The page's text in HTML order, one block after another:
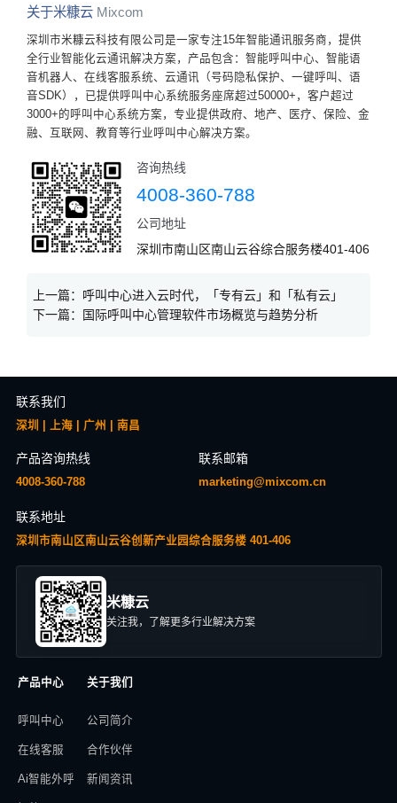
关于米糠云 Mixcom
深圳市米糠云科技有限公司是一家专注15年智能通讯服务商，提供
全行业智能化云通讯解决方案，产品包含：智能呼叫中心、智能语
音机器人、在线客服系统、云通讯（号码隐私保护、一键呼叫、语
音SDK），已提供呼叫中心系统服务座席超过50000+，客户超过
3000+的呼叫中心系统方案，专业提供政府、地产、医疗、保险、金
融、互联网、教育等行业呼叫中心解决方案。
咨询热线
4008-360-788
公司地址
深圳市南山区南山云谷综合服务楼401-406
上一篇： 呼叫中心进入云时代，「专有云」和「私有云」
下一篇：
国际呼叫中心管理软件市场概览与趋势分析
联系我们
深圳 | 上海 | 广州 | 南昌
产品咨询热线
4008-360-788
联系邮箱
marketing@mixcom.cn
联系地址
深圳市南山区南山云谷创新产业园综合服务楼 401-406
米糠云
关注我，了解更多行业解决方案
产品中心
呼叫中心
在线客服
Ai智能外呼
关于我们
公司简介
合作伙伴
新闻资讯